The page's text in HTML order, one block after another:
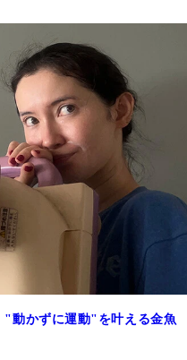
動かずに運動"を叶える金魚